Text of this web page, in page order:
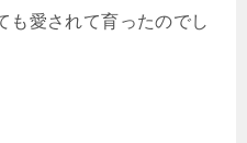
も愛されて育ったのでし